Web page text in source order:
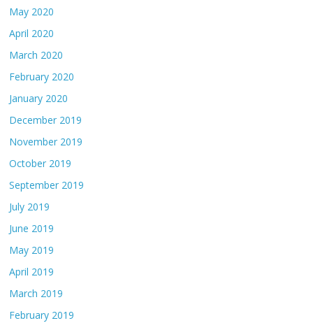
May 2020
April 2020
March 2020
February 2020
January 2020
December 2019
November 2019
October 2019
September 2019
July 2019
June 2019
May 2019
April 2019
March 2019
February 2019